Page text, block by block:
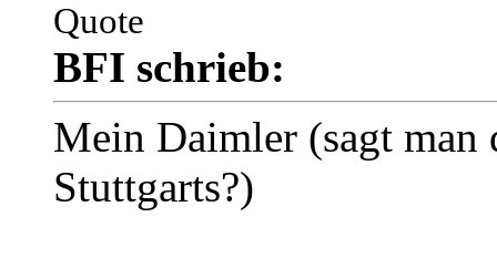
Quote
BFI schrieb:
Mein Daimler (sagt man
Stuttgarts?)